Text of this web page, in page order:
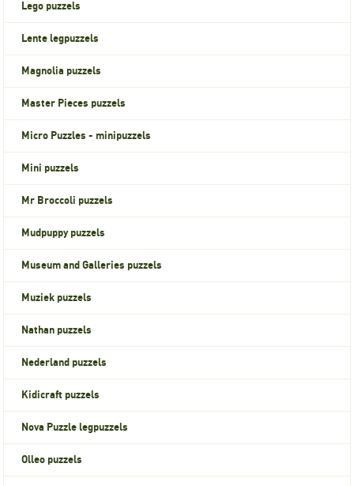
Lego puzzels
Lente legpuzzels
Magnolia puzzels
Master Pieces puzzels
Micro Puzzles - minipuzzels
Mini puzzels
Mr Broccoli puzzels
Mudpuppy puzzels
Museum and Galleries puzzels
Muziek puzzels
Nathan puzzels
Nederland puzzels
Kidicraft puzzels
Nova Puzzle legpuzzels
Olleo puzzels